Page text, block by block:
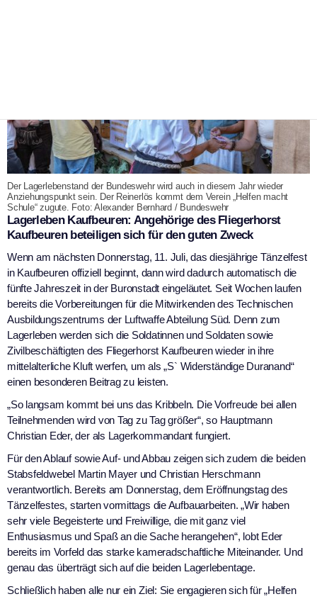
Der Lagerlebenstand der Bundeswehr wird auch in diesem Jahr wieder
Anziehungspunkt sein. Der Reinerlös kommt dem Verein „Helfen macht
Schule“ zugute. Foto: Alexander Bernhard / Bundeswehr
Lagerleben Kaufbeuren: Angehörige des Fliegerhorst
Kaufbeuren beteiligen sich für den guten Zweck
Wenn am nächsten Donnerstag, 11. Juli, das diesjährige Tänzelfest
in Kaufbeuren offiziell beginnt, dann wird dadurch automatisch die
fünfte Jahreszeit in der Buronstadt eingeläutet. Seit Wochen laufen
bereits die Vorbereitungen für die Mitwirkenden des Technischen
Ausbildungszentrums der Luftwaffe Abteilung Süd. Denn zum
Lagerleben werden sich die Soldatinnen und Soldaten sowie
Zivilbeschäftigten des Fliegerhorst Kaufbeuren wieder in ihre
mittelalterliche Kluft werfen, um als „S` Widerständige Duranand“
einen besonderen Beitrag zu leisten.
„So langsam kommt bei uns das Kribbeln. Die Vorfreude bei allen
Teilnehmenden wird von Tag zu Tag größer“, so Hauptmann
Christian Eder, der als Lagerkommandant fungiert.
Für den Ablauf sowie Auf- und Abbau zeigen sich zudem die beiden
Stabsfeldwebel Martin Mayer und Christian Herschmann
verantwortlich. Bereits am Donnerstag, dem Eröffnungstag des
Tänzelfestes, starten vormittags die Aufbauarbeiten. „Wir haben
sehr viele Begeisterte und Freiwillige, die mit ganz viel
Enthusiasmus und Spaß an die Sache herangehen“, lobt Eder
bereits im Vorfeld das starke kameradschaftliche Miteinander. Und
genau das überträgt sich auf die beiden Lagerlebentage.
Schließlich haben alle nur ein Ziel: Sie engagieren sich für „Helfen